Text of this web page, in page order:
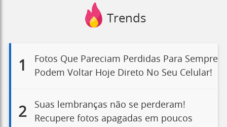
Trends
1
Fotos Que Pareciam Perdidas Para Sempre
Podem Voltar Hoje Direto No Seu Celular!
2
Suas lembranças não se perderam!
Recupere fotos apagadas em poucos